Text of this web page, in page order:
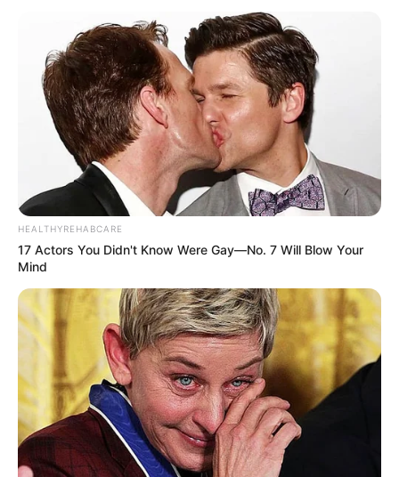
HEALTHYREHABCARE
17 Actors You Didn't Know Were Gay—No. 7 Will Blow Your
Mind